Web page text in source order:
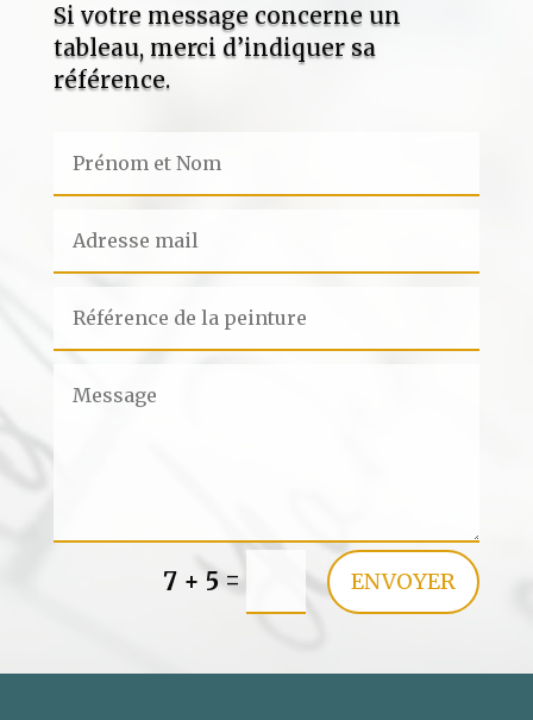
Si votre message concerne un
tableau, merci d’indiquer sa
référence.
7 + 5 = ENVOYER